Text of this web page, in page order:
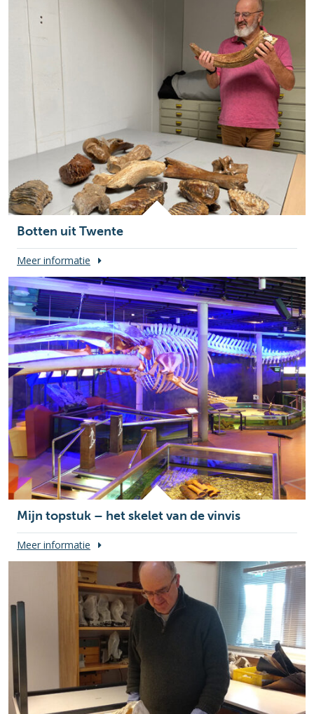
Botten uit Twente
Meer informatie
Mijn topstuk – het skelet van de vinvis
Meer informatie